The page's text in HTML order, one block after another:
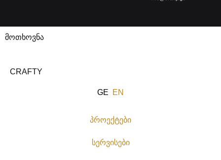
მოთხოვნა
CRAFTY
GE EN
პროექტები
სერვისები